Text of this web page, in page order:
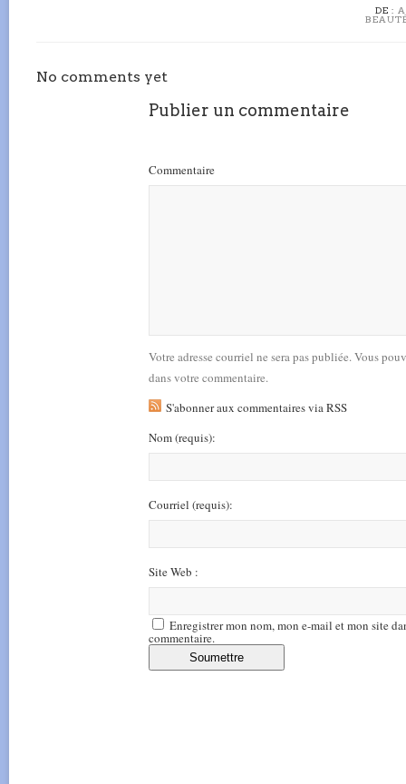
DE :
No comments yet
Publier un commentaire
Commentaire
Votre adresse courriel ne sera pas publiée. Vous
dans votre commentaire.
S'abonner aux commentaires via RSS
Nom(requis):
Courriel (requis):
Site Web :
Enregistrer mon nom, mon e-mail et mon site
commentaire.